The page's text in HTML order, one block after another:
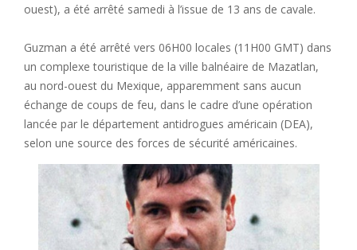
ouest), a été arrêté samedi à l’issue de 13 ans de cavale.
Guzman a été arrêté vers 06H00 locales (11H00 GMT) dans
un complexe touristique de la ville balnéaire de Mazatlan,
au nord-ouest du Mexique, apparemment sans aucun
échange de coups de feu, dans le cadre d’une opération
lancée par le département antidrogues américain (DEA),
selon une source des forces de sécurité américaines.